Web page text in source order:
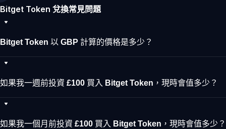
Bitget Token 兌換常見問題
Bitget Token 以 GBP 計算的價格是多少？
如果我一週前投資 £100 買入 Bitget Token，現時會值多少？
如果我一個月前投資 £100 買入 Bitget Token，現時會值多少？